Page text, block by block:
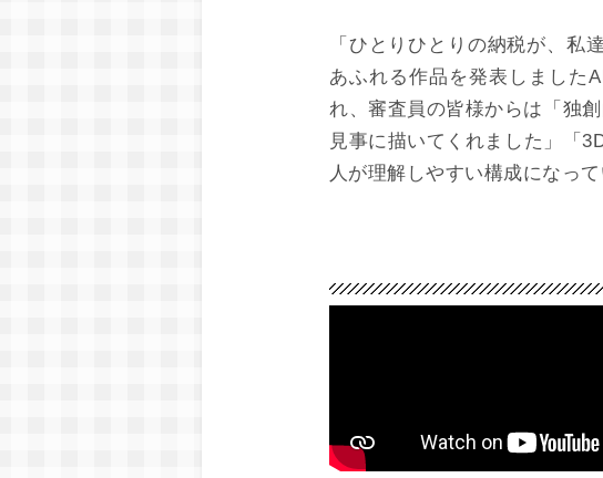
「ひとりひとりの納税が、私
あふれる作品を発表しました
れ、審査員の皆様からは「独
見事に描いてくれました」「
人が理解しやすい構成になっ